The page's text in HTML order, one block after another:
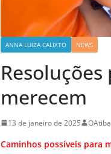
ANNA LUIZA CALIXTO NEWS
merecem
13 de janeiro de 2025
Caminhos possíveis para